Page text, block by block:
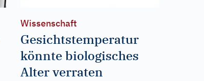
Wissenschaft
Gesichtstemperatur
könnte biologisches
Alter verraten